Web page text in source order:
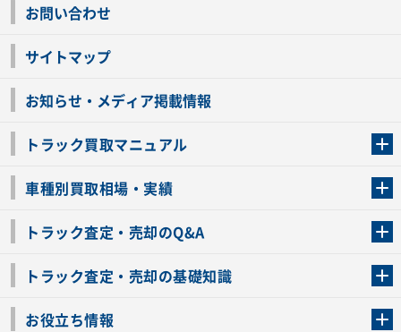
お問い合わせ
サイトマップ
お知らせ・メディア掲載情報
トラック買取マニュアル
車種別買取相場・実績
トラック査定・売却のQ&A
トラック査定・売却の基礎知識
お役立ち情報